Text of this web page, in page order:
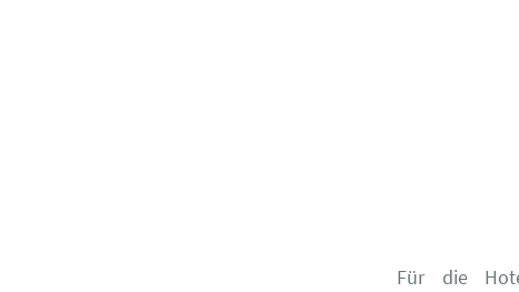
Für die